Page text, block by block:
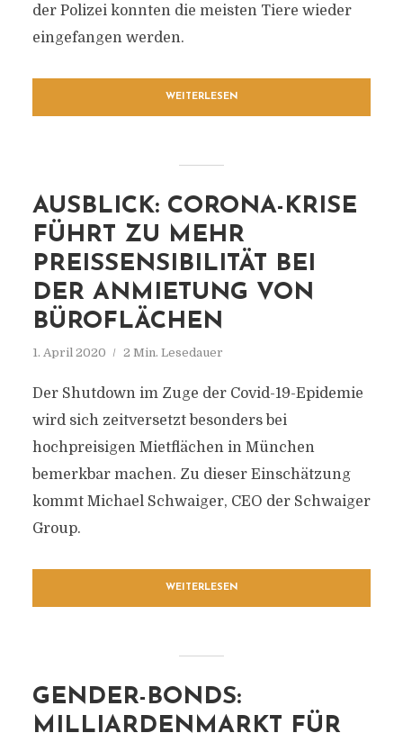
der Polizei konnten die meisten Tiere wieder
eingefangen werden.
WEITERLESEN
AUSBLICK: CORONA-KRISE
FÜHRT ZU MEHR
PREISSENSIBILITÄT BEI
DER ANMIETUNG VON
BÜROFLÄCHEN
1. April 2020 2 Min. Lesedauer
Der Shutdown im Zuge der Covid-19-Epidemie
wird sich zeitversetzt besonders bei
hochpreisigen Mietflächen in München
bemerkbar machen. Zu dieser Einschätzung
kommt Michael Schwaiger, CEO der Schwaiger
Group.
WEITERLESEN
GENDER-BONDS:
MILLIARDENMARKT FÜR